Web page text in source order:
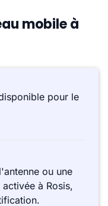
mobile à
pour le
ou une
à Rosis,